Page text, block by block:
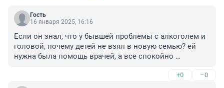
Гость
16 января 2025, 16:16
Если он знал, что у бывшей проблемы с алкоголем и
головой, почему детей не взял в новую семью? ей
нужна была помощь врачей, а все спокойно
+0 –0